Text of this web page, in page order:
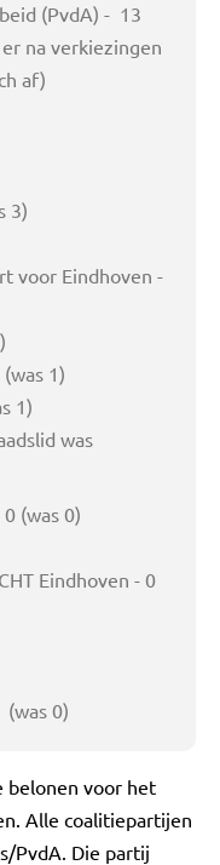
(PvdA) - 13
na verkiezingen
af)
3)
voor Eindhoven -
1)
1)
was
(was 0)
Eindhoven - 0
(was 0)
belonen voor het
Alle coalitiepartijen
PvdA. Die partij